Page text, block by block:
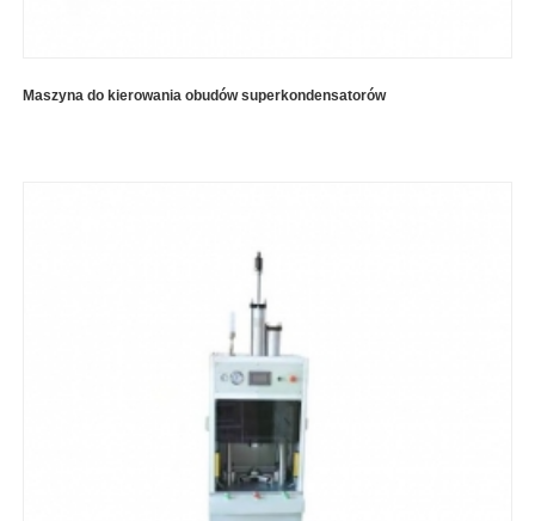
Maszyna do kierowania obudów superkondensatorów